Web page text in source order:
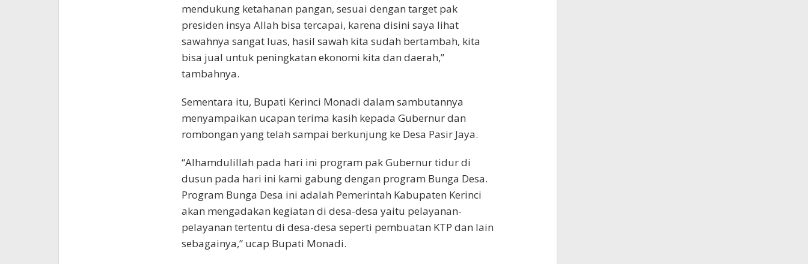
mendukung ketahanan pangan, sesuai dengan target pak
presiden insya Allah bisa tercapai, karena disini saya lihat
sawahnya sangat luas, hasil sawah kita sudah bertambah, kita
bisa jual untuk peningkatan ekonomi kita dan daerah,”
tambahnya.
Sementara itu, Bupati Kerinci Monadi dalam sambutannya
menyampaikan ucapan terima kasih kepada Gubernur dan
rombongan yang telah sampai berkunjung ke Desa Pasir Jaya.
“Alhamdulillah pada hari ini program pak Gubernur tidur di
dusun pada hari ini kami gabung dengan program Bunga Desa.
Program Bunga Desa ini adalah Pemerintah Kabupaten Kerinci
akan mengadakan kegiatan di desa-desa yaitu pelayanan-
pelayanan tertentu di desa-desa seperti pembuatan KTP dan lain
sebagainya,” ucap Bupati Monadi.